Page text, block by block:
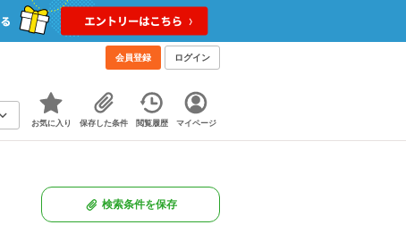
会員登録 ログイン
お気に入り 保存した条件 閲覧履歴 マイページ
検索条件を保存